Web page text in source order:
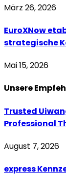
März 26, 2026
EuroXNow
strategische
Mai 15, 2026
Unsere
Trusted
Professional
August 7, 2026
express